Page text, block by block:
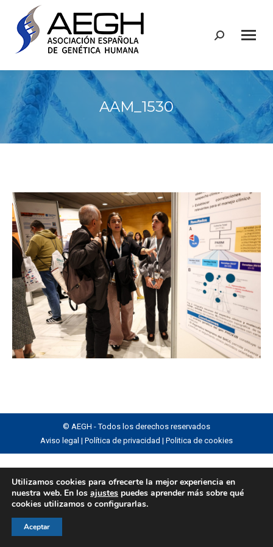
Buscar:
AAM_1530
© AEGH - Todos los derechos reservados
Aviso legal | Política de privacidad | Politica de cookies
Utilizamos cookies para ofrecerte la mejor experiencia en
nuestra web. En los ajustes puedes aprender más sobre qué
cookies utilizamos o configurarlas.
Aceptar